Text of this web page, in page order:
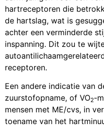
hartreceptoren die
de hartslag, wat is
achter een verminderde
inspanning. Dit zou te
receptoren.
Een andere indicatie van
zuurstofopname, of VO2-
mensen met ME/cvs, in
toename van het